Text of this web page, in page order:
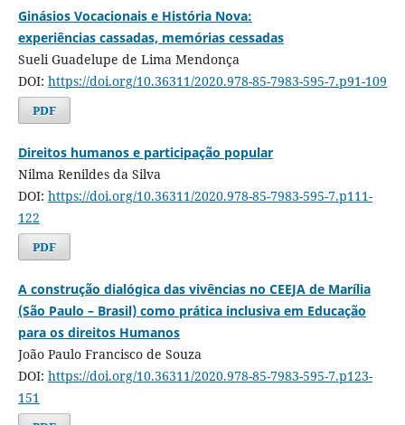
Ginásios Vocacionais e História Nova:
experiências cassadas, memórias cessadas
Sueli Guadelupe de Lima Mendonça
DOI: https://doi.org/10.36311/2020.978-85-7983-595-7.p91-109
PDF
Direitos humanos e participação popular
Nilma Renildes da Silva
DOI: https://doi.org/10.36311/2020.978-85-7983-595-7.p111-
122
PDF
A construção dialógica das vivências no CEEJA de Marília
(São Paulo – Brasil) como prática inclusiva em Educação
para os direitos Humanos
João Paulo Francisco de Souza
DOI: https://doi.org/10.36311/2020.978-85-7983-595-7.p123-
151